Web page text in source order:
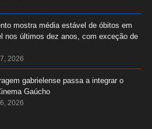
mostra média estável de óbitos em
nos últimos dez anos, com exceção de
2026
gabrielense passa a integrar o
Gaúcho
2026